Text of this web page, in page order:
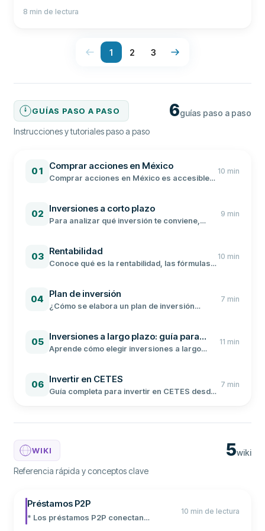
8 min de lectura
1 2 3
GUÍAS PASO A PASO 6guías paso a paso
Instrucciones y tutoriales paso a paso
01 Comprar acciones en México
Comprar acciones en México es accesible
completo para invertir en la bolsa mexicana
de valores.
10 min
02 Inversiones a corto plazo
Para analizar qué inversión te conviene,
inversión a corto plazo en México.
9 min
03 Rentabilidad
Conoce qué es la rentabilidad, las fórmulas
inversión en México.
10 min
04 Plan de inversión
¿Cómo se elabora un plan de inversión
acciones, y sigue 5 pasos clave.
7 min
05 Inversiones a largo plazo: guía para
hacer crecer tu dinero
Aprende cómo elegir inversiones a largo
financieras.
11 min
06 Invertir en CETES
Guía completa para invertir en CETES desde
7 min
WIKI 5wiki
Referencia rápida y conceptos clave
Préstamos P2P
* Los préstamos P2P conectan
10 min de lectura